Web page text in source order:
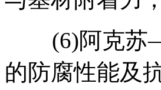
(6)阿克苏
的防腐性能及